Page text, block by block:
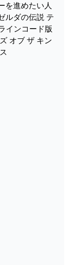
を進めたい人
ルダの伝説 テ
インコード版
オブ ザ キン